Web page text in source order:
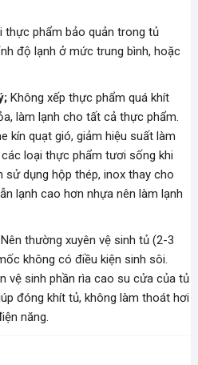
thực phẩm bảo quản trong tủ
độ lạnh ở mức trung bình, hoặc
Không xếp thực phẩm quá khít
làm lạnh cho tất cả thực phẩm.
kín quạt gió, giảm hiệu suất làm
loại thực phẩm tươi sống khi
sử dụng hộp thép, inox thay cho
lạnh cao hơn nhựa nên làm lạnh
thường xuyên vệ sinh tủ (2-3
không có điều kiện sinh sôi.
vệ sinh phần rìa cao su cửa của tủ
đóng khít tủ, không làm thoát hơi
năng.